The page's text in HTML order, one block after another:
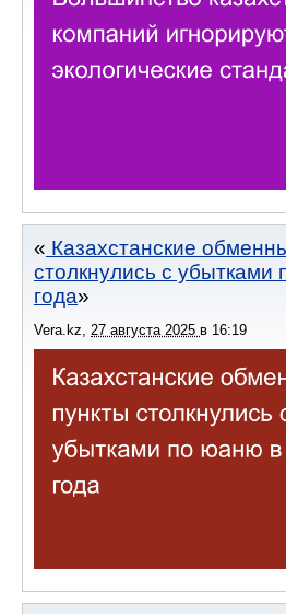
Казахстанские
столкнулись с убытками
года
Vera.kz 27 августа 2025 в 16:19